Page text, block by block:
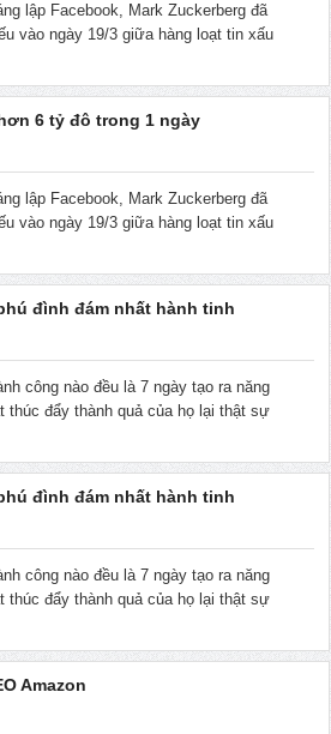
lập Facebook, Mark Zuckerberg đã
vào ngày 19/3 giữa hàng loạt tin xấu
6 tỷ đô trong 1 ngày
lập Facebook, Mark Zuckerberg đã
vào ngày 19/3 giữa hàng loạt tin xấu
đình đám nhất hành tinh
công nào đều là 7 ngày tạo ra năng
thúc đẩy thành quả của họ lại thật sự
đình đám nhất hành tinh
công nào đều là 7 ngày tạo ra năng
thúc đẩy thành quả của họ lại thật sự
Amazon